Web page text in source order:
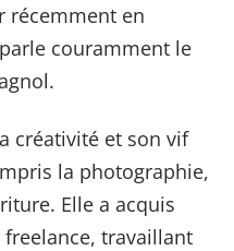
récemment en
couramment le
créativité et son vif
la photographie,
Elle a acquis
travaillant